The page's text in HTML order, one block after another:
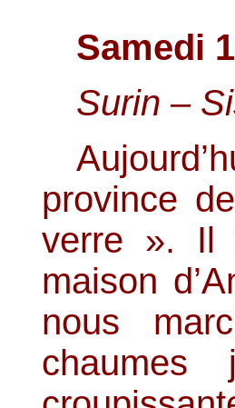
Samedi
Surin –
province
verre ». Il
maison
nous
chaumes